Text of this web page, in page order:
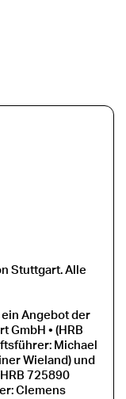
Stuttgart. Alle
Angebot der
GmbH • (HRB
Michael
Wieland) und
725890
Clemens